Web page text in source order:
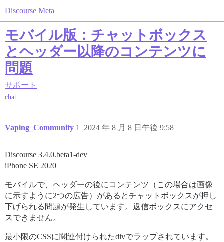
Discourse Meta
モバイル版：チャットボックス
とヘッダー以降のコンテンツに
問題
サポート
chat
Vaping_Community 2024 年 8 月 8 日午後 9:58
1
Discourse 3.4.0.beta1-dev
iPhone SE 2020
モバイルで、ヘッダーの後にコンテンツ（この場合は画像
に示すように2つの広告）があるとチャットボックスが押し
下げられる問題が発生しています。返信ボックスにアクセ
スできません。
最小限のCSSに関連付けられたdivでラップされています。